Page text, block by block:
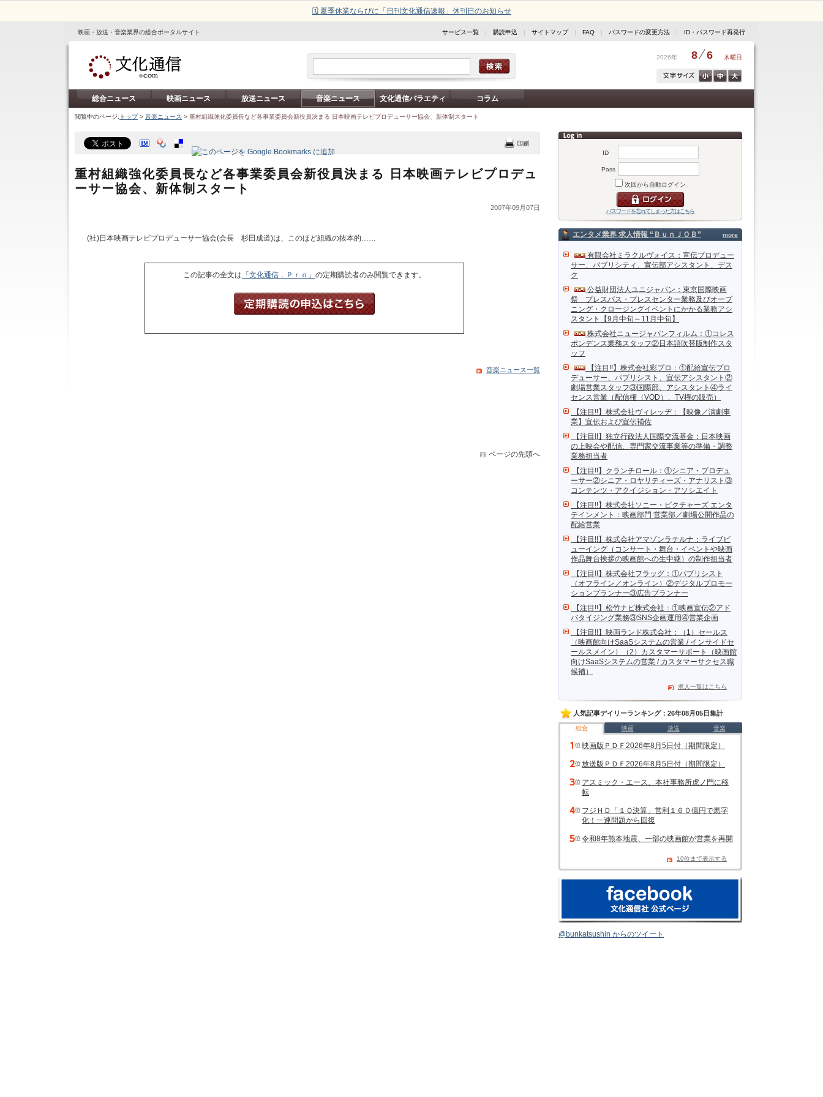
🗓️ 夏季休業ならびに「日刊文化通信速報」休刊日のお知らせ
映画・放送・音楽業界の総合ポータルサイト サービス一覧 | 購読申込 | サイトマップ| FAQ | パスワードの変更方法 | ID・パスワード再発行
2026年 8 6 木曜日
総合ニュース 映画ニュース 放送ニュース 音楽ニュース 文化通信バラエティ コラム
閲覧中のページ: トップ> 音楽ニュース > 重村組織強化委員長など各事業委員会新役員決まる 日本映画テレビプロデューサー協会、新体制スタート
ID
Pass
次回から自動ログイン
パスワードを忘れてしまった方はこちら
more
エンタメ業界 求人情報 “ＢｕｎＪＯＢ”
有限会社ミラクルヴォイス：宣伝プロデュー
サー、パブリシティ、宣伝部アシスタント、デス
ク
公益財団法人ユニジャパン：東京国際映画
祭 プレスパス・プレスセンター業務及びオープ
ニング・クロージングイベントにかかる業務アシ
スタント【9月中旬～11月中旬】
株式会社ニュージャパンフィルム：①コレス
ポンデンス業務スタッフ②日本語吹替版制作スタ
ッフ
【注目!!】株式会社彩プロ：①配給宣伝プロ
デューサー、パブリシスト、宣伝アシスタント②
劇場営業スタッフ③国際部、アシスタント④ライ
センス営業（配信権（VOD）、TV権の販売）
【注目!!】株式会社ヴィレッヂ：【映像／演劇事
業】宣伝および宣伝補佐
【注目!!】独立行政法人国際交流基金：日本映画
の上映会や配信、専門家交流事業等の準備・調整
業務担当者
【注目!!】クランチロール：①シニア・プロデュ
ーサー②シニア・ロヤリティーズ・アナリスト③
コンテンツ・アクイジション・アソシエイト
【注目!!】株式会社ソニー・ピクチャーズ エンタ
テインメント：映画部門 営業部／劇場公開作品の
配給営業
【注目!!】株式会社アマゾンラテルナ：ライブビ
ューイング（コンサート・舞台・イベントや映画
作品舞台挨拶の映画館への生中継）の制作担当者
【注目!!】株式会社フラッグ：①パブリシスト
（オフライン／オンライン）②デジタルプロモー
ションプランナー③広告プランナー
【注目!!】松竹ナビ株式会社：①映画宣伝②アド
バタイジング業務③SNS企画運用④営業企画
【注目!!】映画ランド株式会社：（1）セールス
（映画館向けSaaSシステムの営業 / インサイドセ
ールスメイン）（2）カスタマーサポート（映画館
向けSaaSシステムの営業 / カスタマーサクセス職
候補）
求人一覧はこちら
人気記事デイリーランキング：26年08月05日集計
総合 映画 放送 音楽
映画版ＰＤＦ2026年8月5日付（期間限定）
放送版ＰＤＦ2026年8月5日付（期間限定）
アスミック・エース、本社事務所虎ノ門に移
転
フジＨＤ「１Ｑ決算」営利１６０億円で黒字
化！一連問題から回復
令和8年熊本地震、一部の映画館が営業を再開
10位まで表示する
@bunkatsushin からのツイート
重村組織強化委員長など各事業委員会新役員決まる 日本映画テレビプロデュ
ーサー協会、新体制スタート
2007年09月07日
(社)日本映画テレビプロデューサー協会(会長 杉田成道)は、このほど組織の抜本的……
この記事の全文は 「文化通信．Ｐｒｏ」 の定期購読者のみ閲覧できます。
音楽ニュース一覧
ページの先頭へ